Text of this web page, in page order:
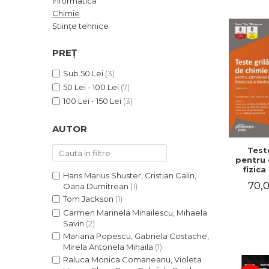
ADMINISTRATIVE
ȘTIINȚE ECONOMICE
EDUCAȚIE FIZICĂ ȘI SPORT
PREUNIVERSITARIA
TIMP LIBER
ÎN CURS DE APARIȚIE
PROMOȚIILE LUNII
ULTIMELE EXEMPLARE
Cum Cumpăr
Distribuitori
Chimie
Științe tehnice
PREȚ
Sub 50 Lei (3)
50 Lei - 100 Lei (7)
100 Lei - 150 Lei (3)
AUTOR
Hans Marius Shuster, Cristian Calin,
Oana Dumitrean (1)
Tom Jackson (1)
Carmen Marinela Mihailescu, Mihaela
Savin (2)
Mariana Popescu, Gabriela Costache,
Mirela Antonela Mihaila (1)
Raluca Monica Comaneanu, Violeta
pentru
fizica